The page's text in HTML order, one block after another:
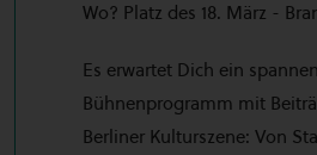
Wo? Platz des 18. März -
Es erwartet Dich ein
Bühnenprogramm mit
Berliner Kulturszene: Von